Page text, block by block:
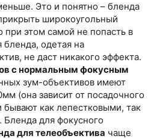
Это и понятно – бленда
широкоугольный
при этом самой не попасть в
бленда, одетая на
не даст никакого эффекта.
с нормальным фокусным
зум-объективов имеют
(она зависит от посадочного
бывают как лепестковыми, так
для фокусного
для телеобъектива чаще